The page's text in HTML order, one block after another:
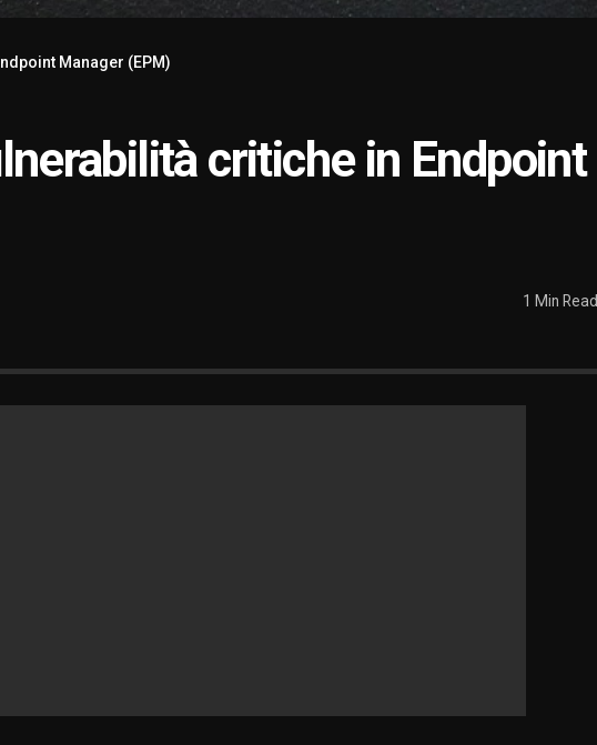
Manager (EPM)
critiche in Endpoint
1 Min Read